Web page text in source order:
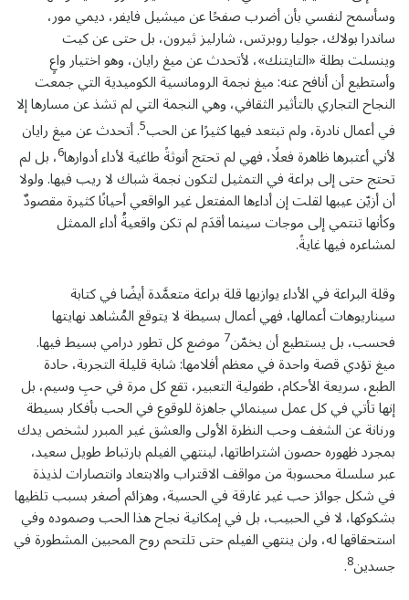
وسأسمح لنفسي بأن أضرب صفحًا عن ميشيل فايفر، ديمي مور،
ساندرا بولاك، جوليا روبرتس، شارليز ثيرون، بل حتى عن كيت
وينسلت بطلة «التايتنك»، لأتحدث عن ميغ رايان، وهو اختيار واعٍ
وأستطيع أن أنافح عنه: ميغ نجمة الرومانسية الكوميدية التي جمعت
النجاح التجاري بالتأثير الثقافي، وهي النجمة التي لم تشذ عن مسارها إلا
في أعمال نادرة، ولم تبتعد فيها كثيرًا عن الحب5. أتحدث عن ميغ رايان
لأني أعتبرها ظاهرة فعلًا، فهي لم تحتج أنوثةً طاغية لأداء أدوارها6، بل لم
تحتج حتى إلى براعة في التمثيل لتكون نجمة شباك لا ريب فيها. ولولا
أن أزيّن عيبها لقلت إن أداءها المفتعل غير الواقعي أحيانًا كثيرة مقصودٌ
وكأنها تنتمي إلى موجات سينما أقدَم لم تكن واقعيةُ أداء الممثل
لمشاعره فيها غايةً.
وقلة البراعة في الأداء يوازيها قلة براعة متعمَّدة أيضًا في كتابة
سيناريوهات أعمالها، فهي أعمال بسيطة لا يتوقع المُشاهد نهايتها
فحسب، بل يستطيع أن يخمّن7 موضع كل تطور درامي بسيط فيها.
ميغ تؤدي قصة واحدة في معظم أفلامها: شابة قليلة التجربة، حادة
الطبع، سريعة الأحكام، طفولية التعبير، تقع كل مرة في حبِ وسيم، بل
إنها تأتي في كل عمل سينمائي جاهزة للوقوع في الحب بأفكار بسيطة
ورنانة عن الشغف وحب النظرة الأولى والعشق غير المبرر لشخص يدك
بمجرد ظهوره حصون اشتراطاتها، لينتهي الفيلم بارتباط طويل سعيد،
عبر سلسلة محسوبة من مواقف الاقتراب والابتعاد وانتصارات لذيذة
في شكل جوائز حب غير غارقة في الحسية، وهزائم أصغر بسبب تلظيها
بشكوكها، لا في الحبيب، بل في إمكانية نجاح هذا الحب وصموده وفي
استحقاقها له، ولن ينتهي الفيلم حتى تلتحم روح المحبين المشطورة في
جسدين8
.